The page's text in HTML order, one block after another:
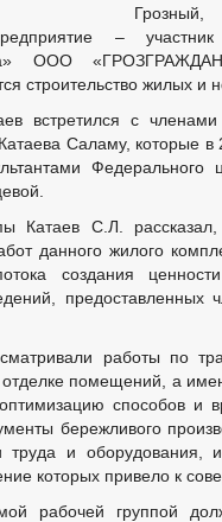
–
ООО
строительство жилых и
встретился с
Саламу, которые
Катаев С.Л.
данного жилого
создания
предоставленных
работы по
помещений, а
способов и
бережливого
труда и оборудования,
которых привело к
рабочей группой